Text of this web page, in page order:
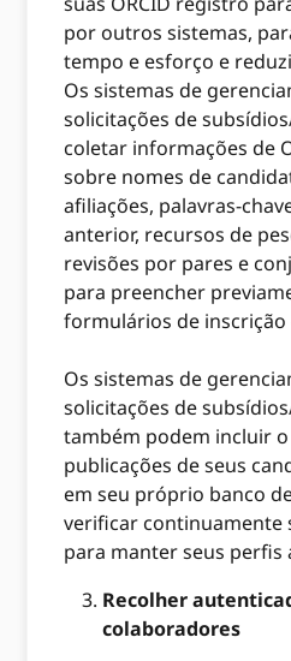
por outros sistemas,
tempo e esforço e
Os sistemas de
solicitações de
coletar informações de
sobre nomes de
afiliações, palavras-
anterior, recursos de
revisões por pares e
para preencher
formulários de inscrição
Os sistemas de
solicitações de
também podem incluir
publicações de seus
em seu próprio banco
verificar continuamente
para manter seus perfis
Recolher
colaboradores